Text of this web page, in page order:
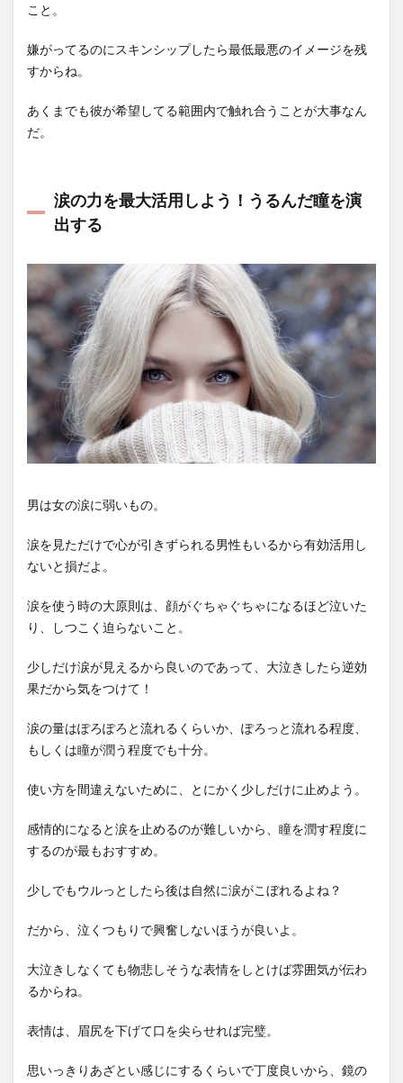
こと。
嫌がってるのにスキンシップしたら最低最悪のイメージを残
すからね。
あくまでも彼が希望してる範囲内で触れ合うことが大事なん
だ。
涙の力を最大活用しよう！うるんだ瞳を演
出する
男は女の涙に弱いもの。
涙を見ただけで心が引きずられる男性もいるから有効活用し
ないと損だよ。
涙を使う時の大原則は、顔がぐちゃぐちゃになるほど泣いた
り、しつこく迫らないこと。
少しだけ涙が見えるから良いのであって、大泣きしたら逆効
果だから気をつけて！
涙の量はぽろぽろと流れるくらいか、ぽろっと流れる程度、
もしくは瞳が潤う程度でも十分。
使い方を間違えないために、とにかく少しだけに止めよう。
感情的になると涙を止めるのが難しいから、瞳を潤す程度に
するのが最もおすすめ。
少しでもウルっとしたら後は自然に涙がこぼれるよね？
だから、泣くつもりで興奮しないほうが良いよ。
大泣きしなくても物悲しそうな表情をしとけば雰囲気が伝わ
るからね。
表情は、眉尻を下げて口を尖らせれば完璧。
思いっきりあざとい感じにするくらいで丁度良いから、鏡の